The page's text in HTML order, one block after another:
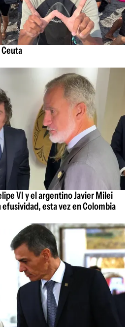
VI y el argentino Javier Milei
esta vez en Colombia